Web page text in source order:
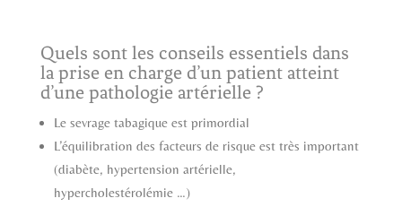
Quels sont les conseils essentiels dans
la prise en charge d’un patient atteint
d’une pathologie artérielle ?
Le sevrage tabagique est primordial
L’équilibration des facteurs de risque est très important
(diabète, hypertension artérielle,
hypercholestérolémie …)